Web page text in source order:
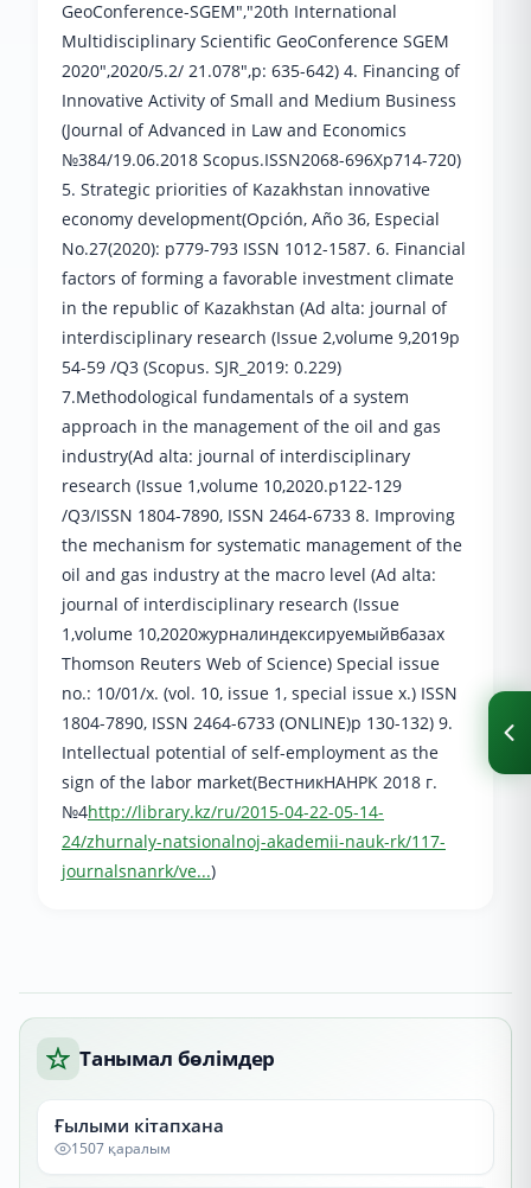
GeoConference-SGEM","20th International
Multidisciplinary Scientific GeoConference SGEM
2020",2020/5.2/ 21.078",р: 635-642) 4. Financing of
Innovative Activity of Small and Medium Business
(Journal of Advanced in Law and Economics
№384/19.06.2018 Scopus.ISSN2068-696Хр714-720)
5. Strategic priorities of Kazakhstan innovative
economy development(Opción, Año 36, Especial
No.27(2020): р779-793 ISSN 1012-1587. 6. Financial
factors of forming a favorable investment climate
in the republic of Kazakhstan (Ad alta: journal of
interdisciplinary research (Issue 2,volume 9,2019р
54-59 /Q3 (Scopus. SJR_2019: 0.229)
7.Methodological fundamentals of a system
approach in the management of the oil and gas
industry(Ad alta: journal of interdisciplinary
research (Issue 1,volume 10,2020.р122-129
/Q3/ISSN 1804-7890, ISSN 2464-6733 8. Improving
the mechanism for systematic management of the
oil and gas industry at the macro level (Ad alta:
journal of interdisciplinary research (Issue
1,volume 10,2020журналиндексируемыйвбазах
Thomson Reuters Web of Science) Special issue
no.: 10/01/x. (vol. 10, issue 1, special issue x.) ISSN
1804-7890, ISSN 2464-6733 (ONLINE)р 130-132) 9.
Intellectual potential of self-employment as the
sign of the labor market(ВестникНАНРК 2018 г.
№4http://library.kz/ru/2015-04-22-05-14-
24/zhurnaly-natsionalnoj-akademii-nauk-rk/117-
journalsnanrk/ve...)
Танымал бөлімдер
Ғылыми кітапхана
1507 қаралым